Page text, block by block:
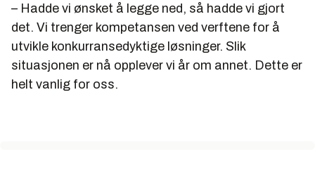
– Hadde vi ønsket å legge ned, så hadde vi gjort
det. Vi trenger kompetansen ved verftene for å
utvikle konkurransedyktige løsninger. Slik
situasjonen er nå opplever vi år om annet. Dette er
helt vanlig for oss.